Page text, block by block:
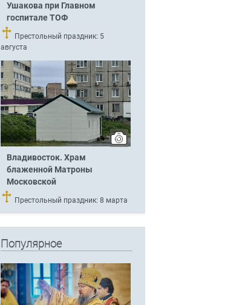
Ушакова при Главном
госпитале ТОФ
Престольный праздник: 5
августа
Владивосток. Храм
блаженной Матроны
Московской
Престольный праздник: 8 марта
Популярное